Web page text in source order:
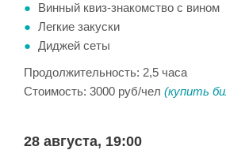
Винный квиз-знакомство с вином
Легкие закуски
Диджей сеты
Продолжительность: 2,5 часа
Стоимость: 3000 руб/чел (купить
28 августа, 19:00